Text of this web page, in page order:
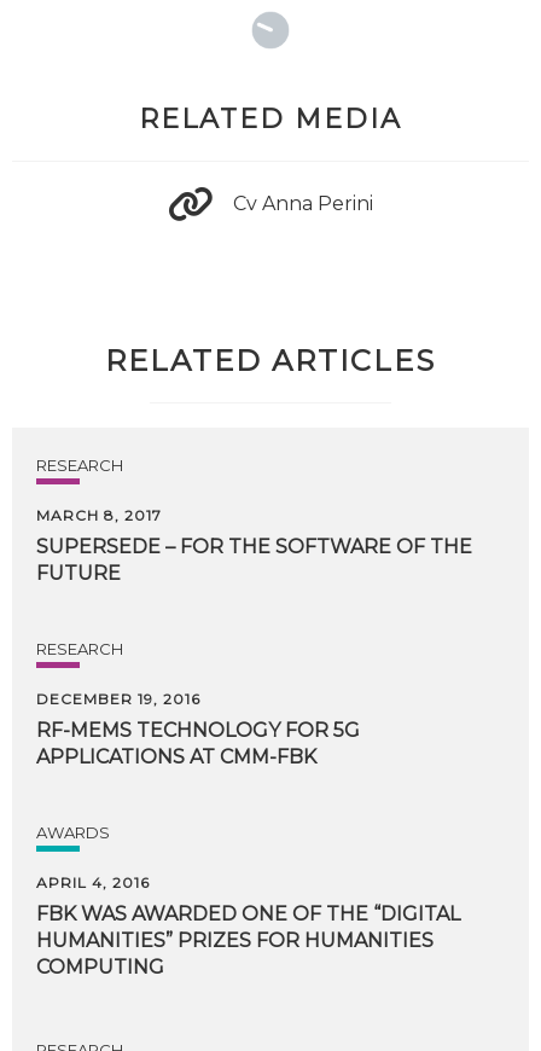
RELATED MEDIA
Cv Anna Perini
RELATED ARTICLES
RESEARCH
MARCH 8, 2017
SUPERSEDE – FOR THE SOFTWARE OF THE
FUTURE
RESEARCH
DECEMBER 19, 2016
RF-MEMS TECHNOLOGY FOR 5G
APPLICATIONS AT CMM-FBK
AWARDS
APRIL 4, 2016
FBK WAS AWARDED ONE OF THE “DIGITAL
HUMANITIES” PRIZES FOR HUMANITIES
COMPUTING